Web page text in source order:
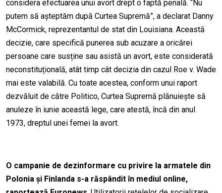
considera efectuarea unui avort drept o faptă penală. “Nu
putem să așteptăm după Curtea Supremă”, a declarat Danny
McCormick, reprezentantul de stat din Louisiana. Această
decizie, care specifică punerea sub acuzare a oricărei
persoane care susține sau asistă un avort, este considerată
neconstituțională, atât timp cât decizia din cazul Roe v. Wade
mai este valabilă. Cu toate acestea, conform unui raport
dezvăluit de către Politico, Curtea Supremă plănuiește să
anuleze în iunie această lege, care atestă, încă din anul
1973, dreptul unei femei la avort.
O campanie de dezinformare cu privire la armatele din
Polonia și Finlanda s-a răspândit în mediul online,